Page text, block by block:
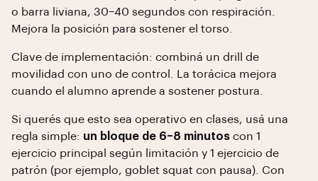
o barra liviana, 30–40 segundos con respiración.
Mejora la posición para sostener el torso.
Clave de implementación: combiná un drill de
movilidad con uno de control. La torácica mejora
cuando el alumno aprende a sostener postura.
Si querés que esto sea operativo en clases, usá una
regla simple: un bloque de 6–8 minutos con 1
ejercicio principal según limitación y 1 ejercicio de
patrón (por ejemplo, goblet squat con pausa). Con